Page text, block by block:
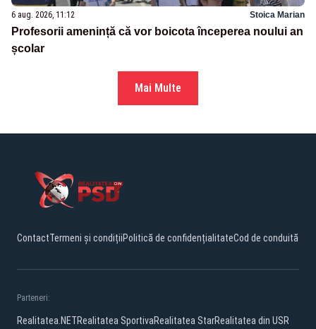
6 aug. 2026, 11:12 Stoica Marian
Profesorii amenință că vor boicota începerea noului an
școlar
Mai Multe
ContactTermeni și condițiiPolitică de confidențialitateCod de conduită
Parteneri:
Realitatea.NETRealitatea SportivaRealitatea StarRealitatea din USR